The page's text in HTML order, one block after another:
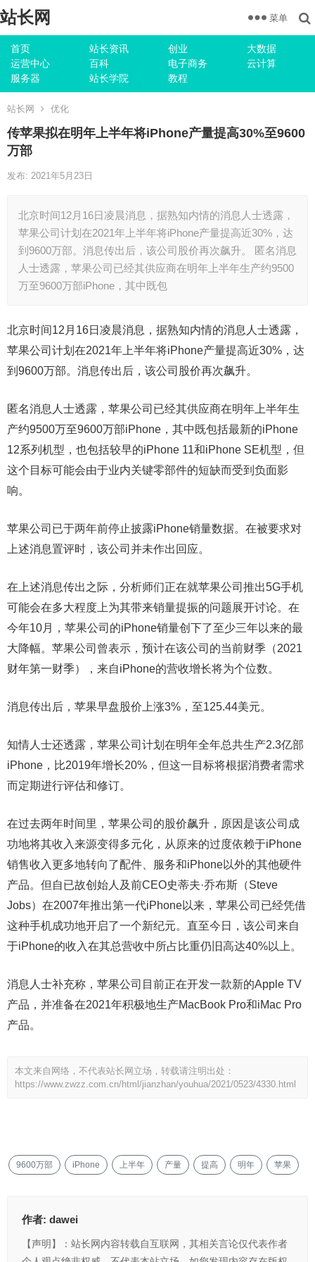
站长网
首页 站长资讯 创业
大数据
运营中心
百科 电子商务
云计算
服务器
站长学院 教程
菜单
站长网 优化
传苹果拟在明年上半年将iPhone产量提高30%至9600
万部
发布: 2021年5月23日
北京时间12月16日凌晨消息，据熟知内情的消息人士透露，
苹果公司计划在2021年上半年将iPhone产量提高近30%，达
到9600万部。消息传出后，该公司股价再次飙升。 匿名消息
人士透露，苹果公司已经其供应商在明年上半年生产约9500
万至9600万部iPhone，其中既包
北京时间12月16日凌晨消息，据熟知内情的消息人士透露，
苹果公司计划在2021年上半年将iPhone产量提高近30%，达
到9600万部。消息传出后，该公司股价再次飙升。
匿名消息人士透露，苹果公司已经其供应商在明年上半年生
产约9500万至9600万部iPhone，其中既包括最新的iPhone
12系列机型，也包括较早的iPhone 11和iPhone SE机型，但
这个目标可能会由于业内关键零部件的短缺而受到负面影
响。
苹果公司已于两年前停止披露iPhone销量数据。在被要求对
上述消息置评时，该公司并未作出回应。
在上述消息传出之际，分析师们正在就苹果公司推出5G手机
可能会在多大程度上为其带来销量提振的问题展开讨论。在
今年10月，苹果公司的iPhone销量创下了至少三年以来的最
大降幅。苹果公司曾表示，预计在该公司的当前财季（2021
财年第一财季），来自iPhone的营收增长将为个位数。
消息传出后，苹果早盘股价上涨3%，至125.44美元。
知情人士还透露，苹果公司计划在明年全年总共生产2.3亿部
iPhone，比2019年增长20%，但这一目标将根据消费者需求
而定期进行评估和修订。
在过去两年时间里，苹果公司的股价飙升，原因是该公司成
功地将其收入来源变得多元化，从原来的过度依赖于iPhone
销售收入更多地转向了配件、服务和iPhone以外的其他硬件
产品。但自已故创始人及前CEO史蒂夫·乔布斯（Steve
Jobs）在2007年推出第一代iPhone以来，苹果公司已经凭借
这种手机成功地开启了一个新纪元。直至今日，该公司来自
于iPhone的收入在其总营收中所占比重仍旧高达40%以上。
消息人士补充称，苹果公司目前正在开发一款新的Apple TV
产品，并准备在2021年积极地生产MacBook Pro和iMac Pro
产品。
本文来自网络，不代表站长网立场，转载请注明出处：
https://www.zwzz.com.cn/html/jianzhan/youhua/2021/0523/4330.html
9600万部 iPhone 上半年 产量 提高 明年 苹果
作者: dawei
【声明】：站长网内容转载自互联网，其相关言论仅代表作者